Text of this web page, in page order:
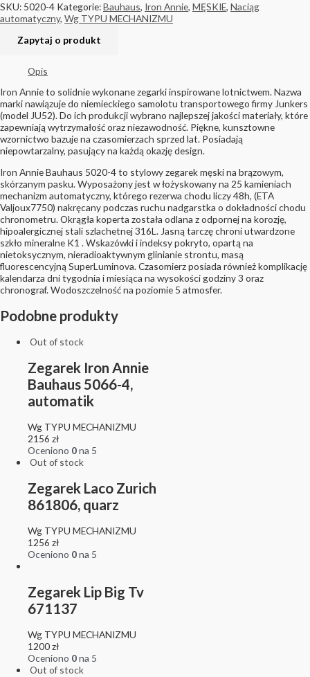
SKU: 5020-4 Kategorie:Bauhaus, Iron Annie, MĘSKIE, Naciąg
automatyczny, Wg TYPU MECHANIZMU
Opis
Iron Annie to solidnie wykonane zegarki inspirowane lotnictwem. Nazwa
marki nawiązuje do niemieckiego samolotu transportowego firmy Junkers
(model JU52). Do ich produkcji wybrano najlepszej jakości materiały, które
zapewniają wytrzymałość oraz niezawodność. Piękne, kunsztowne
wzornictwo bazuje na czasomierzach sprzed lat. Posiadają
niepowtarzalny, pasujący na każdą okazję design.
Iron Annie Bauhaus 5020-4 to stylowy zegarek męski na brązowym,
skórzanym pasku. Wyposażony jest w łożyskowany na 25 kamieniach
mechanizm automatyczny, którego rezerwa chodu liczy 48h, (ETA
Valjoux7750) nakręcany podczas ruchu nadgarstka o dokładności chodu
chronometru. Okrągła koperta została odlana z odpornej na korozję,
hipoalergicznej stali szlachetnej 316L. Jasną tarczę chroni utwardzone
szkło mineralne K1 . Wskazówki i indeksy pokryto, opartą na
nietoksycznym, nieradioaktywnym glinianie strontu, masą
fluorescencyjną SuperLuminova. Czasomierz posiada również komplikację
kalendarza dni tygodnia i miesiąca na wysokości godziny 3 oraz
chronograf. Wodoszczelność na poziomie 5 atmosfer.
Podobne produkty
Out of stock
Zegarek Iron Annie
Bauhaus 5066-4,
automatik
Wg TYPU MECHANIZMU
2156 zł
Oceniono 0na 5
Out of stock
Zegarek Laco Zurich
861806, quarz
Wg TYPU MECHANIZMU
1256 zł
Oceniono 0na 5
Zegarek Lip Big Tv
671137
Wg TYPU MECHANIZMU
1200zł
Oceniono 0na 5
Out of stock